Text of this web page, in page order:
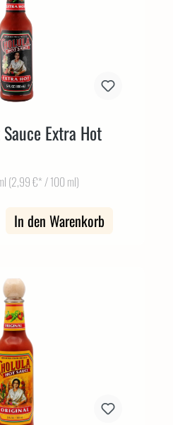
Extra Hot
(2,99 €* / 100 ml)
In den Warenkorb